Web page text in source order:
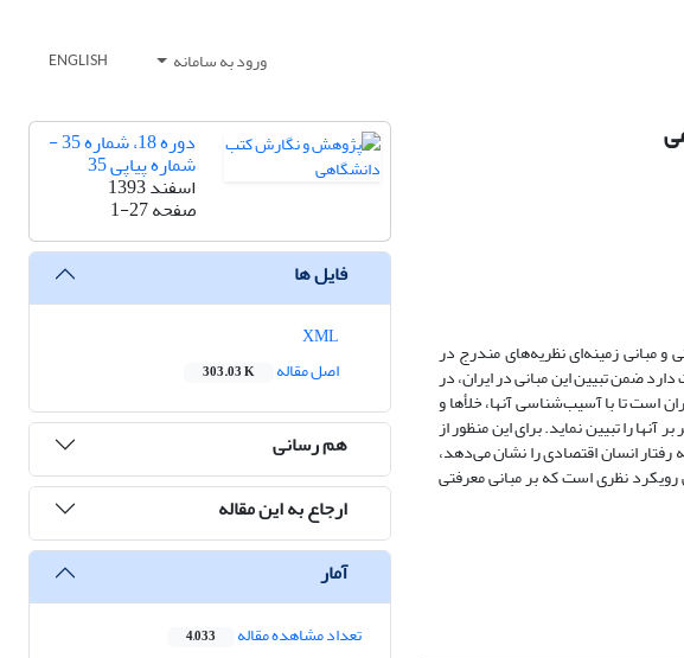
ورود به سامانه ENGLISH
مبانی زمینه‌ای نظریه‌های مندرج در
ضمن تبیین این مبانی در ایران، در
است تا با آسیب‌شناسی آنها، خلأها و
را تبیین نماید. برای این منظور از
رفتار انسان اقتصادی را نشان می‌دهد،
نظری است که بر مبانی معرفتی
دوره 18، شماره 35 -
شماره پیاپی 35
اسفند 1393
صفحه1-27
فایل ها
اصل مقاله
303.03 K
هم رسانی
ارجاع به این مقاله
آمار
تعداد مشاهده مقاله 4,033